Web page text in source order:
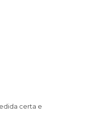
certa e